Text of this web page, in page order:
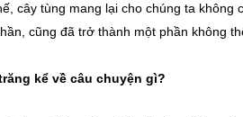
cây tùng mang lại cho chúng ta không
cũng đã trở thành một phần không
kể về câu chuyện gì?